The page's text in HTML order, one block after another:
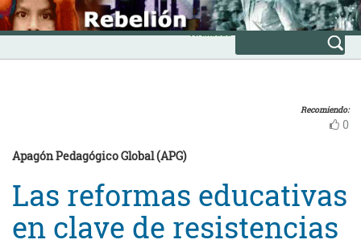
Skip
to
content
INICIO
Avanzada
Recomiendo:
0
Apagón Pedagógico Global (APG)
Las reformas educativas
en clave de resistencias